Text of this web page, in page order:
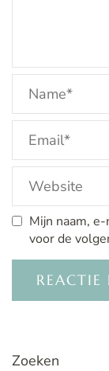
Mijn naam,
voor de
Zoeken